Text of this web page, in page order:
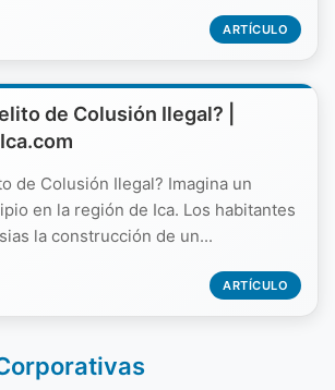
ARTÍCULO
de Colusión Ilegal? |
de Colusión Ilegal? Imagina un
en la región de Ica. Los habitantes
la construcción de un...
ARTÍCULO